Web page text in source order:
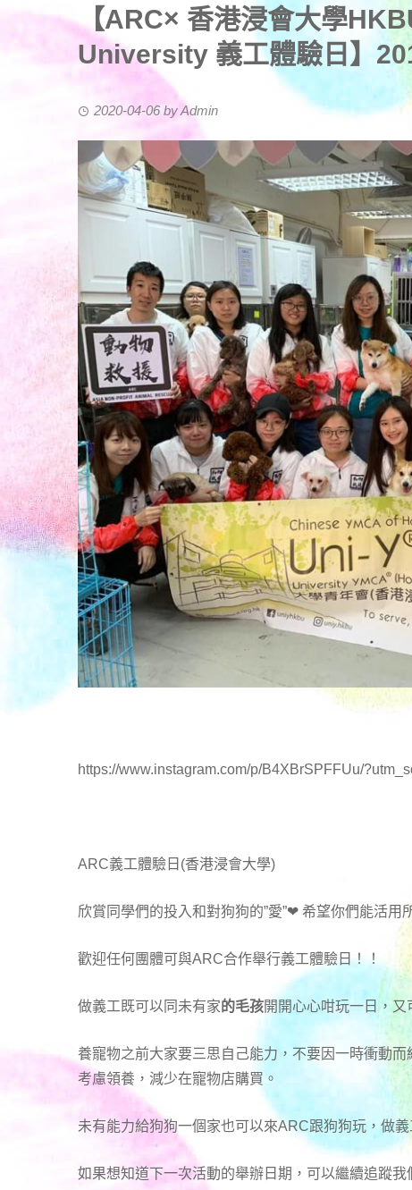
【ARC× 香港浸會大學
University 義工體驗日】
2020-04-06 byAdmin
https://www.instagram.com/p/B4XBrSPFFUu/
ARC義工體驗日(香港浸會大學)
欣賞同學們的投入和對狗狗的”愛”❤ 希望你們能活用
歡迎任何團體可與ARC合作舉行義工體驗日！！
做義工既可以同未有家的毛孩開開心心咁玩一日，又
養寵物之前大家要三思自己能力，不要因一時衝動
考慮領養，減少在寵物店購買。
未有能力給狗狗一個家也可以來ARC跟狗狗玩，做
如果想知道下一次活動的舉辦日期，可以繼續追蹤